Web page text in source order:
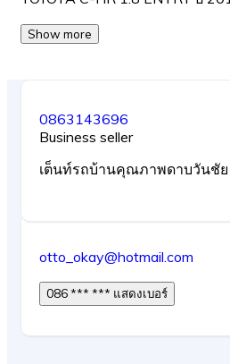
Show more
0863143696
Business seller
เต็นท์รถบ้านคุณภาพดาบวันชัย
otto_okay@hotmail.com
086 *** *** แสดงเบอร์